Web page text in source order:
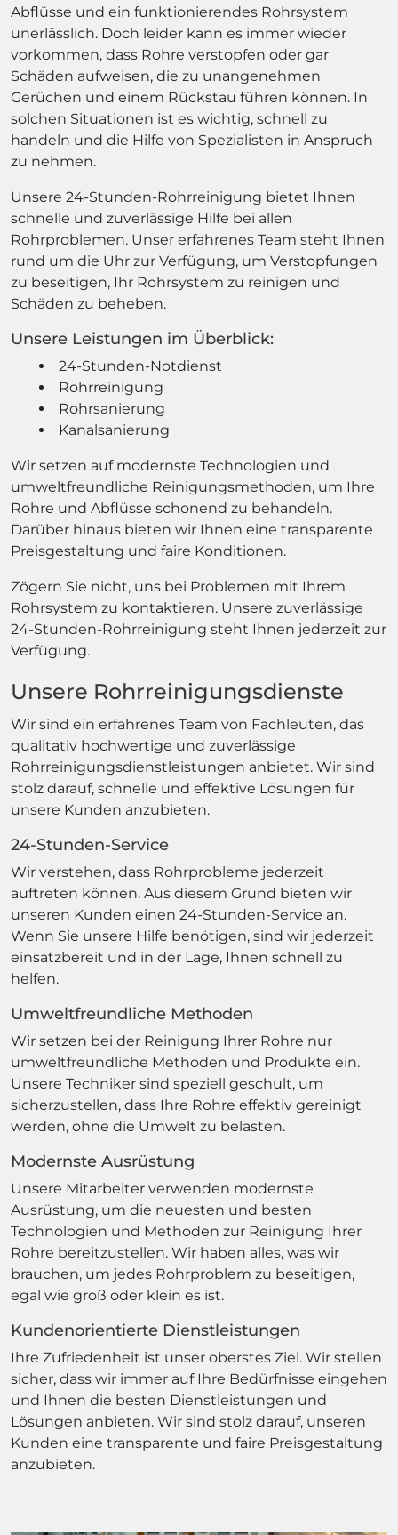
Abflüsse und ein funktionierendes Rohrsystem
unerlässlich. Doch leider kann es immer wieder
vorkommen, dass Rohre verstopfen oder gar
Schäden aufweisen, die zu unangenehmen
Gerüchen und einem Rückstau führen können. In
solchen Situationen ist es wichtig, schnell zu
handeln und die Hilfe von Spezialisten in Anspruch
zu nehmen.
Unsere 24-Stunden-Rohrreinigung bietet Ihnen
schnelle und zuverlässige Hilfe bei allen
Rohrproblemen. Unser erfahrenes Team steht Ihnen
rund um die Uhr zur Verfügung, um Verstopfungen
zu beseitigen, Ihr Rohrsystem zu reinigen und
Schäden zu beheben.
Unsere Leistungen im Überblick:
24-Stunden-Notdienst
Rohrreinigung
Rohrsanierung
Kanalsanierung
Wir setzen auf modernste Technologien und
umweltfreundliche Reinigungsmethoden, um Ihre
Rohre und Abflüsse schonend zu behandeln.
Darüber hinaus bieten wir Ihnen eine transparente
Preisgestaltung und faire Konditionen.
Zögern Sie nicht, uns bei Problemen mit Ihrem
Rohrsystem zu kontaktieren. Unsere zuverlässige
24-Stunden-Rohrreinigung steht Ihnen jederzeit zur
Verfügung.
Unsere Rohrreinigungsdienste
Wir sind ein erfahrenes Team von Fachleuten, das
qualitativ hochwertige und zuverlässige
Rohrreinigungsdienstleistungen anbietet. Wir sind
stolz darauf, schnelle und effektive Lösungen für
unsere Kunden anzubieten.
24-Stunden-Service
Wir verstehen, dass Rohrprobleme jederzeit
auftreten können. Aus diesem Grund bieten wir
unseren Kunden einen 24-Stunden-Service an.
Wenn Sie unsere Hilfe benötigen, sind wir jederzeit
einsatzbereit und in der Lage, Ihnen schnell zu
helfen.
Umweltfreundliche Methoden
Wir setzen bei der Reinigung Ihrer Rohre nur
umweltfreundliche Methoden und Produkte ein.
Unsere Techniker sind speziell geschult, um
sicherzustellen, dass Ihre Rohre effektiv gereinigt
werden, ohne die Umwelt zu belasten.
Modernste Ausrüstung
Unsere Mitarbeiter verwenden modernste
Ausrüstung, um die neuesten und besten
Technologien und Methoden zur Reinigung Ihrer
Rohre bereitzustellen. Wir haben alles, was wir
brauchen, um jedes Rohrproblem zu beseitigen,
egal wie groß oder klein es ist.
Kundenorientierte Dienstleistungen
Ihre Zufriedenheit ist unser oberstes Ziel. Wir stellen
sicher, dass wir immer auf Ihre Bedürfnisse eingehen
und Ihnen die besten Dienstleistungen und
Lösungen anbieten. Wir sind stolz darauf, unseren
Kunden eine transparente und faire Preisgestaltung
anzubieten.